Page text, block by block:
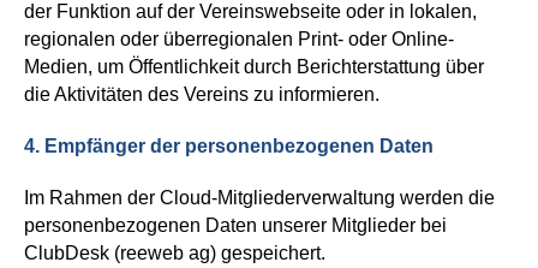
der Funktion auf der Vereinswebseite oder in lokalen,
regionalen oder überregionalen Print- oder Online-
Medien, um Öffentlichkeit durch Berichterstattung über
die Aktivitäten des Vereins zu informieren.
4. Empfänger der personenbezogenen Daten
Im Rahmen der Cloud-Mitgliederverwaltung werden die
personenbezogenen Daten unserer Mitglieder bei
ClubDesk (reeweb ag) gespeichert.